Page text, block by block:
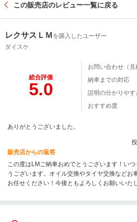
この販売店のレビュー一覧に戻る
レクサスＬＭ を購入したユーザー
ダイスケ
総合評価
5.0
お問い合わせ（見
納車までの対応
説明の分かりやす
おすすめ度
ありがとうございました。
販売店からの返答
この度はLMご納車おめでとうございます！い
うございます。オイル交換やタイヤ交換などお
お任せください！今後ともよろしくお願いいた